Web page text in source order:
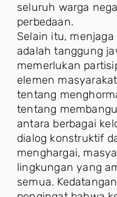
seluruh warga
perbedaan.
Selain itu,
adalah tanggung
memerlukan
elemen
tentang
tentang
antara berbagai
dialog konstruktif
menghargai,
lingkungan yang
semua.